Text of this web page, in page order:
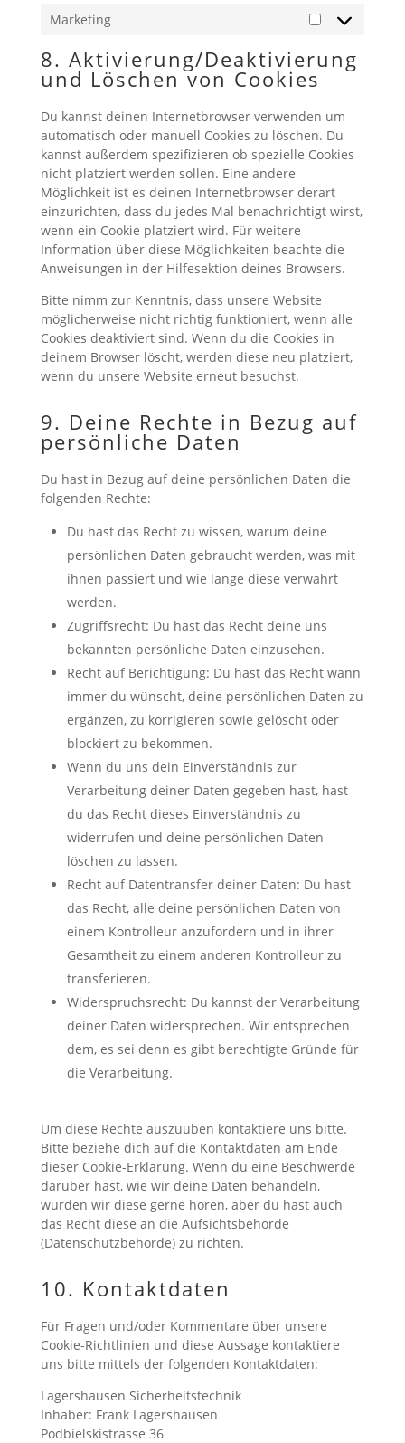
Marketing Marketing
8. Aktivierung/Deaktivierung
und Löschen von Cookies
Du kannst deinen Internetbrowser verwenden um
automatisch oder manuell Cookies zu löschen. Du
kannst außerdem spezifizieren ob spezielle Cookies
nicht platziert werden sollen. Eine andere
Möglichkeit ist es deinen Internetbrowser derart
einzurichten, dass du jedes Mal benachrichtigt wirst,
wenn ein Cookie platziert wird. Für weitere
Information über diese Möglichkeiten beachte die
Anweisungen in der Hilfesektion deines Browsers.
Bitte nimm zur Kenntnis, dass unsere Website
möglicherweise nicht richtig funktioniert, wenn alle
Cookies deaktiviert sind. Wenn du die Cookies in
deinem Browser löscht, werden diese neu platziert,
wenn du unsere Website erneut besuchst.
9. Deine Rechte in Bezug auf
persönliche Daten
Du hast in Bezug auf deine persönlichen Daten die
folgenden Rechte:
Du hast das Recht zu wissen, warum deine
persönlichen Daten gebraucht werden, was mit
ihnen passiert und wie lange diese verwahrt
werden.
Zugriffsrecht: Du hast das Recht deine uns
bekannten persönliche Daten einzusehen.
Recht auf Berichtigung: Du hast das Recht wann
immer du wünscht, deine persönlichen Daten zu
ergänzen, zu korrigieren sowie gelöscht oder
blockiert zu bekommen.
Wenn du uns dein Einverständnis zur
Verarbeitung deiner Daten gegeben hast, hast
du das Recht dieses Einverständnis zu
widerrufen und deine persönlichen Daten
löschen zu lassen.
Recht auf Datentransfer deiner Daten: Du hast
das Recht, alle deine persönlichen Daten von
einem Kontrolleur anzufordern und in ihrer
Gesamtheit zu einem anderen Kontrolleur zu
transferieren.
Widerspruchsrecht: Du kannst der Verarbeitung
deiner Daten widersprechen. Wir entsprechen
dem, es sei denn es gibt berechtigte Gründe für
die Verarbeitung.
Um diese Rechte auszuüben kontaktiere uns bitte.
Bitte beziehe dich auf die Kontaktdaten am Ende
dieser Cookie-Erklärung. Wenn du eine Beschwerde
darüber hast, wie wir deine Daten behandeln,
würden wir diese gerne hören, aber du hast auch
das Recht diese an die Aufsichtsbehörde
(Datenschutzbehörde) zu richten.
10. Kontaktdaten
Für Fragen und/oder Kommentare über unsere
Cookie-Richtlinien und diese Aussage kontaktiere
uns bitte mittels der folgenden Kontaktdaten:
Lagershausen Sicherheitstechnik
Inhaber: Frank Lagershausen
Podbielskistrasse 36